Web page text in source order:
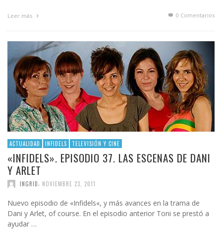
Leer más 0 Comentarios
ACTUALIDAD INFIDELS TELEVISIÓN Y CINE
«INFIDELS». EPISODIO 37. LAS ESCENAS DE DANI
Y ARLET
INGRID NOVIEMBRE 23, 2011
Nuevo episodio de «Infidels«, y más avances en la trama de
Dani y Arlet, of course. En el episodio anterior Toni se prestó a
ayudar …